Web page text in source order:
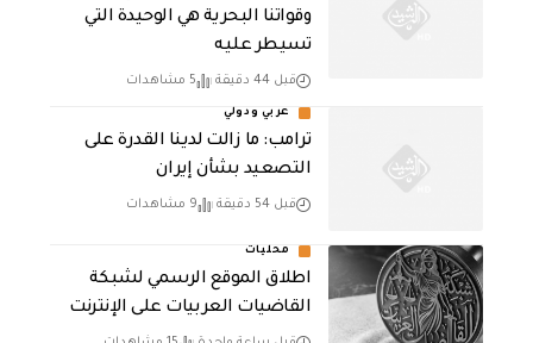
وقواتنا البحرية هي الوحيدة التي
تسيطر عليه
قبل 44 دقيقة 5 مشاهدات
عربي ودولي
ترامب: ما زالت لدينا القدرة على
التصعيد بشأن إيران
قبل 54 دقيقة 9 مشاهدات
محليات
اطلاق الموقع الرسمي لشبكة
القاضيات العربيات على الإنترنت